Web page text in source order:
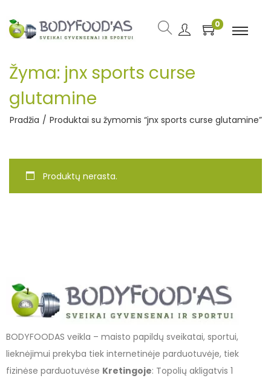
0
Žyma: jnx sports curse
glutamine
Pradžia / Produktai su žymomis “jnx sports curse glutamine”
Produktų nerasta.
BODYFOODAS veikla – maisto papildų sveikatai, sportui,
lieknėjimui prekyba tiek internetinėje parduotuvėje, tiek
fizinėse parduotuvėse Kretingoje: Topolių akligatvis 1